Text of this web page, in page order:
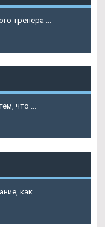
тренера ...
что ...
как ...